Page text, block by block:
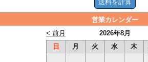
営業カレンダー
2026年8月
< 前月
日
月 火 水 木